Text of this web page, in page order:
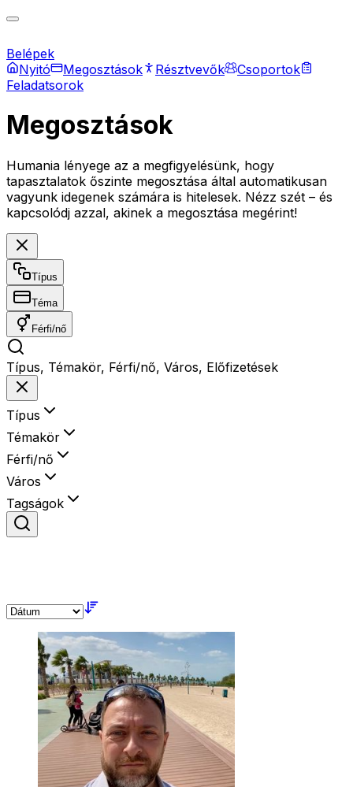
Belépek
Nyitó
Megosztások Résztvevők
Csoportok
Feladatsorok
Megosztások
Humania lényege az a megfigyelésünk, hogy
tapasztalatok őszinte megosztása által automatikusan
vagyunk idegenek számára is hitelesek. Nézz szét – és
kapcsolódj azzal, akinek a megosztása megérint!
Típus
Téma
Férfi/nő
Típus, Témakör, Férfi/nő, Város, Előfizetések
Típus
Témakör
Férfi/nő
Város
Tagságok